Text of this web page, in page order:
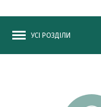
УСІ РОЗДІЛИ